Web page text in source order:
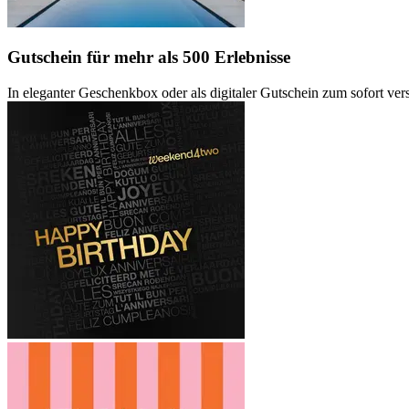
Gutschein für mehr als 500 Erlebnisse
In eleganter Geschenkbox oder als digitaler Gutschein zum sofort